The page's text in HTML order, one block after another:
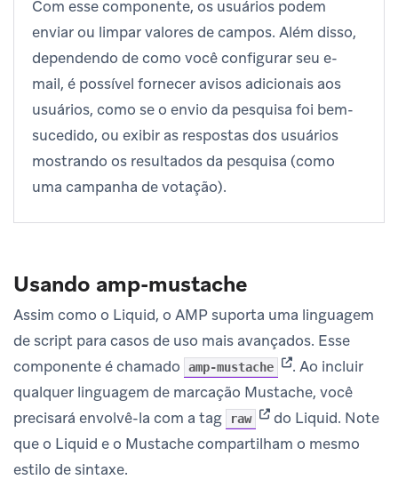
Com esse componente, os usuários podem
enviar ou limpar valores de campos. Além disso,
dependendo de como você configurar seu e-
mail, é possível fornecer avisos adicionais aos
usuários, como se o envio da pesquisa foi bem-
sucedido, ou exibir as respostas dos usuários
mostrando os resultados da pesquisa (como
uma campanha de votação).
Usando amp-mustache
Assim como o Liquid, o AMP suporta uma linguagem
de script para casos de uso mais avançados. Esse
componente é chamado
amp-mustache (opens in new
. Ao incluir
qualquer linguagem de marcação Mustache, você
precisará envolvê-la com a tag
raw (opens in new tab)
do Liquid. Note
que o Liquid e o Mustache compartilham o mesmo
estilo de sintaxe.